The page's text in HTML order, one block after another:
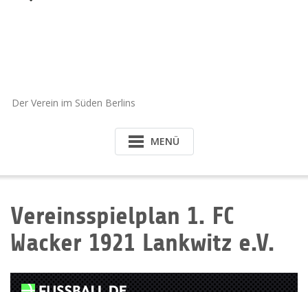
Der Verein im Süden Berlins
MENÜ
Vereinsspielplan 1. FC
Wacker 1921 Lankwitz e.V.